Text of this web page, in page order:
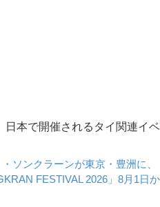
日本で開催されるタイ関連イベ
ソンクラーンが東京・豊洲に、
FESTIVAL 2026」8月1日か